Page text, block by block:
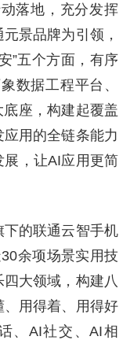
落地，充分发挥
景品牌为引领，
”五个方面，有序
数据工程平台、
座，构建起覆盖
用的全链条能力
，让AI应用更简
的联通云智手机
余项场景实用技
大领域，构建八
用得着、用得好
、AI社交、AI相